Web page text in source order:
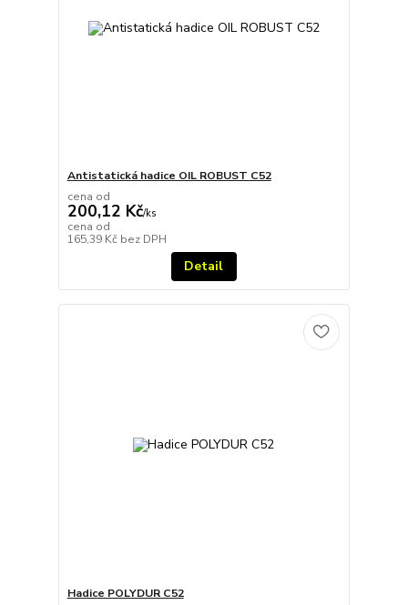
Antistatická hadice OIL ROBUST C52
cena od
200,12 Kč/ks
cena od
165,39 Kč bez DPH
Detail
Hadice POLYDUR C52